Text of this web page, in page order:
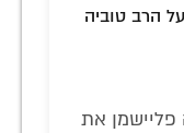
הרב טוביה
את